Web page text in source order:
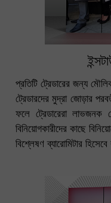
প্রতিটি ট্রেডারের জন্য
ট্রেডারদের মুদ্রা জোড়ার
ফলে ট্রেডারেরা লাভজনক
বিনিয়োগকারীদের কাছে
বিশ্লেষণ ব্যারোমিটার